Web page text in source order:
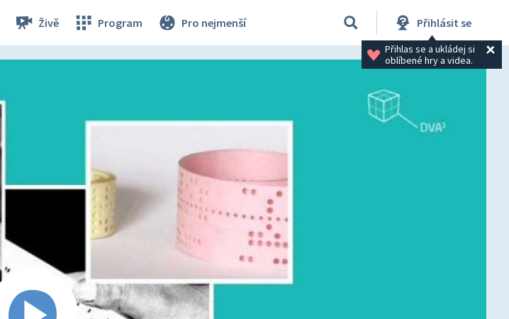
Živě Program Pro nejmenší Přihlásit se
Přihlas se a ukládej si
oblíbené hry a videa.